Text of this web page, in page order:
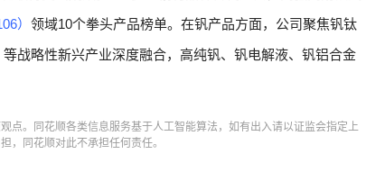
） 领域10个拳头产品榜单。在钒产品方面，公司聚焦钒钛
等战略性新兴产业深度融合，高纯钒、钒电解液、钒铝合金
点。同花顺各类信息服务基于人工智能算法，如有出入请以证监会指定上
，同花顺对此不承担任何责任。